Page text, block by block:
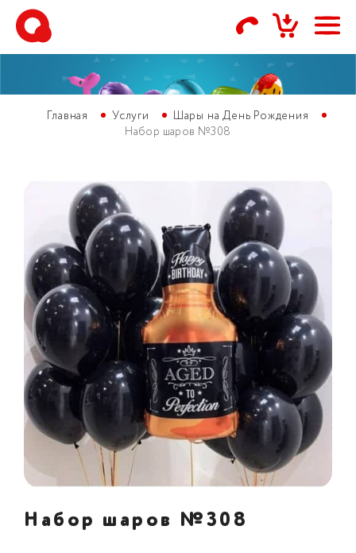
Главная Услуги
Шары на День Рождения
Набор шаров №308
Набор шаров №308